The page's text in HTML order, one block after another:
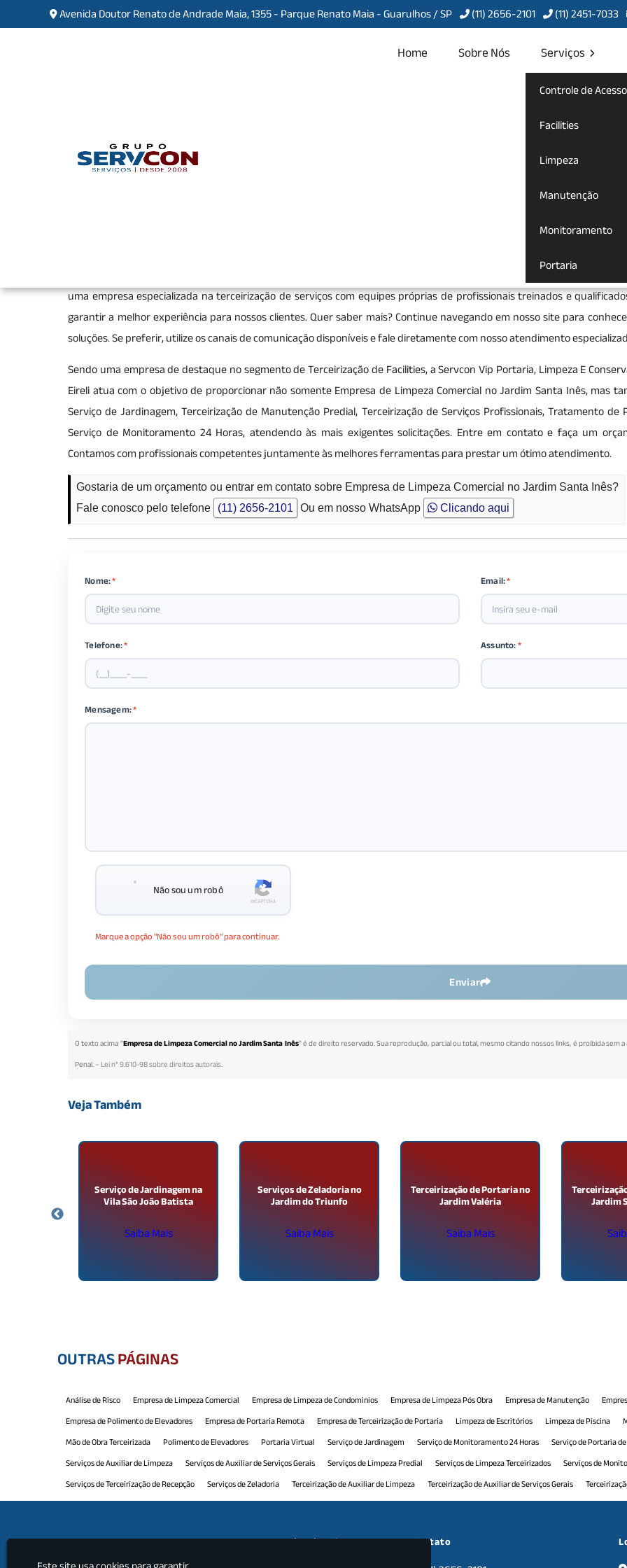
Avenida Doutor Renato de Andrade Maia, 1355 - Parque Renato Maia - Guarulhos / SP (11) 2656-2101 (11) 2451-7033
Home Sobre Nós Serviços
Controle de Acesso
Facilities
Limpeza
Manutenção
Monitoramento
Portaria
Santa Inês
agilidade, compromisso e total segurança, encontrou o lugar certo. Seja bem-vindo a Servcon Portaria, Limpeza e
uma empresa especializada na terceirização de serviços com equipes próprias de profissionais treinados e
garantir a melhor experiência para nossos clientes. Quer saber mais? Continue navegando em nosso site para
soluções. Se preferir, utilize os canais de comunicação disponíveis e fale diretamente com nosso atendimento
Sendo uma empresa de destaque no segmento de Terceirização de Facilities, a Servcon Vip Portaria, Limpeza E
Eireli atua com o objetivo de proporcionar não somente Empresa de Limpeza Comercial no Jardim Santa Inês, mas
Serviço de Jardinagem, Terceirização de Manutenção Predial, Terceirização de Serviços Profissionais, Tratamento de
Serviço de Monitoramento 24 Horas, atendendo às mais exigentes solicitações. Entre em contato e faça um
Contamos com profissionais competentes juntamente às melhores ferramentas para prestar um ótimo atendimento.
Gostaria de um orçamento ou entrar em contato sobre Empresa de Limpeza Comercial no Jardim Santa Inês?
Fale conosco pelo telefone
(11) 2656-2101 Ou em nosso WhatsApp Clicando aqui
Nome:* Email:*
Telefone:* Assunto:*
Mensagem:*
Não sou um robô
Marque a opção "Não sou um robô" para continuar.
Enviar
O texto acima "Empresa de Limpeza Comercial no Jardim Santa Inês" é de direito reservado. Sua reprodução, parcial ou total, mesmo citando nossos links, é proibida
Penal. –Lei n° 9.610-98 sobre direitos autorais.
Veja Também
Serviço de Jardinagem na
Vila São João Batista
Saiba Mais
Serviços de Zeladoria no
Jardim do Triunfo
Saiba Mais
Terceirização de Portaria no
Jardim Valéria
Saiba Mais
Jardim
OUTRASPÁGINAS
Análise de Risco Empresa de Limpeza Comercial Empresa de Limpeza de Condominios Empresa de Limpeza Pós Obra Empresa de Manutenção
Empresa de Polimento de Elevadores
Empresa de Portaria Remota Empresa de Terceirização de Portaria Limpeza de Escritórios Limpeza de Piscina
Mão de Obra Terceirizada
Polimento de Elevadores Portaria Virtual Serviço de Jardinagem Serviço de Monitoramento 24 Horas Serviço de Portaria
Serviços de Auxiliar de Limpeza
Serviços de Auxiliar de Serviços Gerais Serviços de Limpeza Predial Serviços de Limpeza Terceirizados Serviços de
Serviços de Terceirização de Recepção
Serviços de Zeladoria Terceirização de Auxiliar de Limpeza Terceirização de Auxiliar de Serviços Gerais
Terceirização de Limpeza e Conservação
Terceirização de Manutenção Comercial Terceirização de Manutenção Predial Terceirização de Monitoramento
Institucional Contato